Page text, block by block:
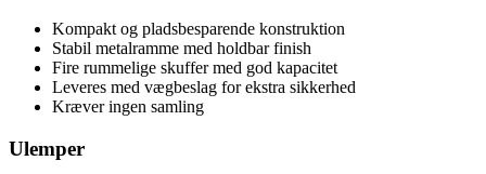
Kompakt og pladsbesparende konstruktion
Stabil metalramme med holdbar finish
Fire rummelige skuffer med god kapacitet
Leveres med vægbeslag for ekstra sikkerhed
Kræver ingen samling
Ulemper